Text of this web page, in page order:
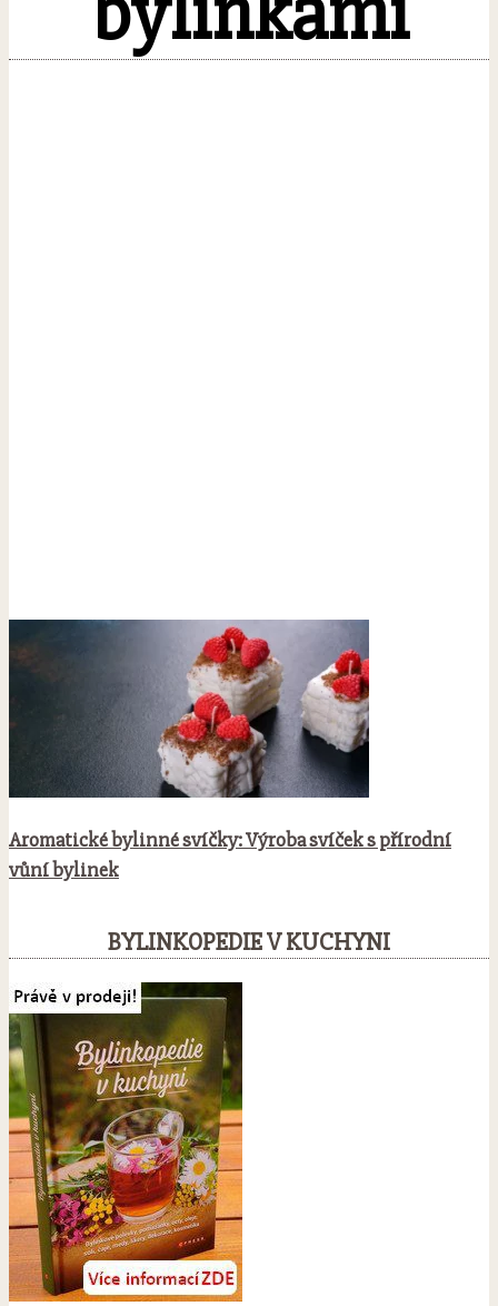
Aromatické bylinné svíčky: Výroba svíček s přírodní
vůní bylinek
BYLINKOPEDIE V KUCHYNI